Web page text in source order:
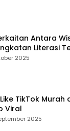
Antara
Literasi
2025
TikTok
Viral
2025